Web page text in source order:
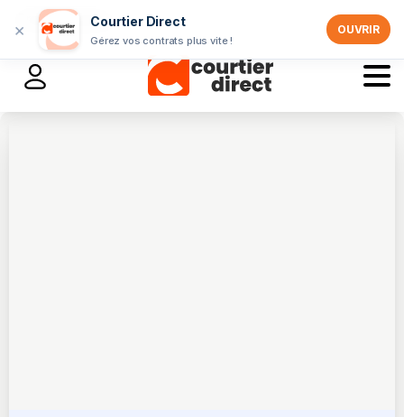
× Courtier Direct
Gérez vos contrats plus vite !
OUVRIR
Professionnels >